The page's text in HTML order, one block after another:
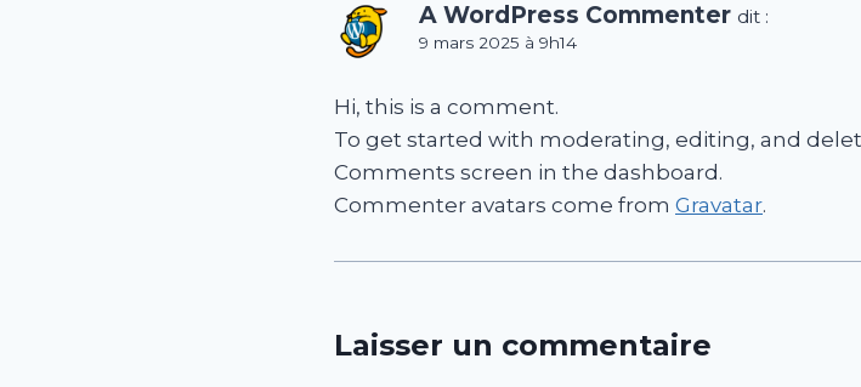
A WordPress Commenter dit :
9 mars 2025 à 9h14
Hi, this is a comment.
To get started with moderating, editing, and
Comments screen in the dashboard.
Commenter avatars come from Gravatar.
Laisser un commentaire